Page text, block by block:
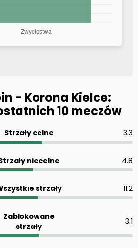
- Korona Kielce:
10 meczów
Strzały celne 3.3
niecelne 4.8
strzały 11.2
Zablokowane
strzały
3.1